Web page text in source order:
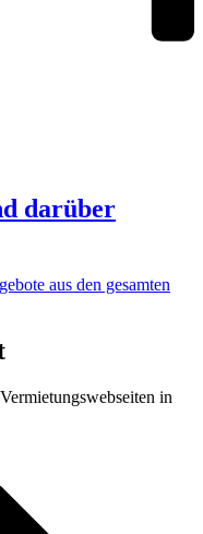
darüber
aus den gesamten
in